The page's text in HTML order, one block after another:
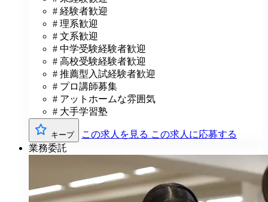
# 経験者歓迎
# 理系歓迎
# 文系歓迎
# 中学受験経験者歓迎
# 高校受験経験者歓迎
# 推薦型入試経験者歓迎
# プロ講師募集
# アットホームな雰囲気
# 大手学習塾
キープ この求人を見る この求人に応募する
業務委託